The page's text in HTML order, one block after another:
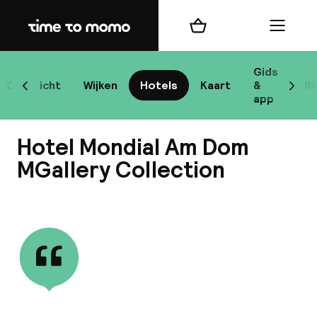
Home
Overzicht Wijken Hotels Kaart
Gids
&
app
Scroll naar links
Winkelmand Menu
Hotel Mondial Am Dom
MGallery Collection